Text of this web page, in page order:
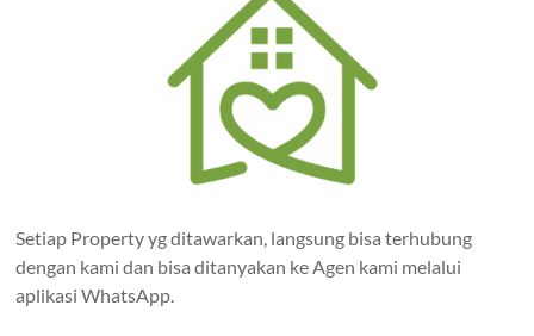
Setiap Property yg ditawarkan, langsung bisa terhubung
dengan kami dan bisa ditanyakan ke Agen kami melalui
aplikasi WhatsApp.